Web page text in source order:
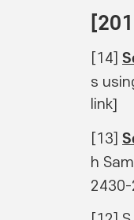
[14]
s
link
[13]
h
2430-